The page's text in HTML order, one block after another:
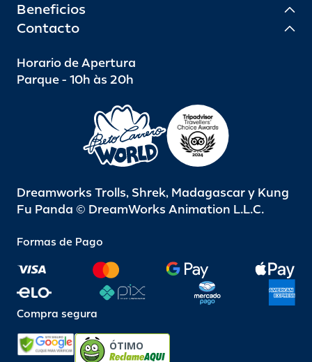
Beneficios
Contacto
Horario de Apertura
Parque - 10h às 20h
Dreamworks Trolls, Shrek, Madagascar y Kung
Fu Panda © DreamWorks Animation L.L.C.
Formas de Pago
Compra segura
ÓTIMO